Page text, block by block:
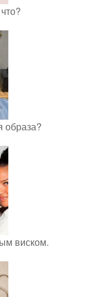
образа?
виском.